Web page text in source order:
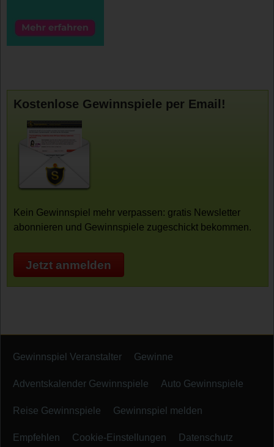
Kostenlose Gewinnspiele per Email!
Kein Gewinnspiel mehr verpassen: gratis Newsletter
abonnieren und Gewinnspiele zugeschickt bekommen.
Jetzt anmelden
Gewinnspiel Veranstalter Gewinne
Adventskalender Gewinnspiele Auto Gewinnspiele
Reise Gewinnspiele Gewinnspiel melden
Empfehlen Cookie-Einstellungen Datenschutz